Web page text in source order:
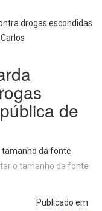
de
tamanho da fonte
Publicado em